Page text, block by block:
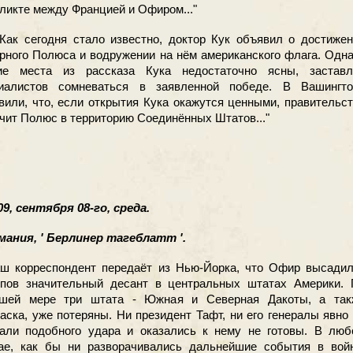
между Францией и Офиром..."
стало известно, доктор Кук объявил о
Полюса и водружении на нём американского флага.
места из рассказа Кука недостаточно ясны,
сомневаться в заявленной победе. В
что, если открытия Кука окажутся ценными,
Полюс в территорию Соединённых Штатов..."
сентября 08-го, среда.
' Берлинер тагеблатт '.
передаёт из Нью-Йорка, что Офир
значительный десант в центральных штатах Америки.
мере три штата - Южная и Северная Дакоты, а
уже потеряны. Ни президент Тафт, ни его генералы явно
подобного удара и оказались к нему не готовы. В
как бы ни разворачивались дальнейшие события в